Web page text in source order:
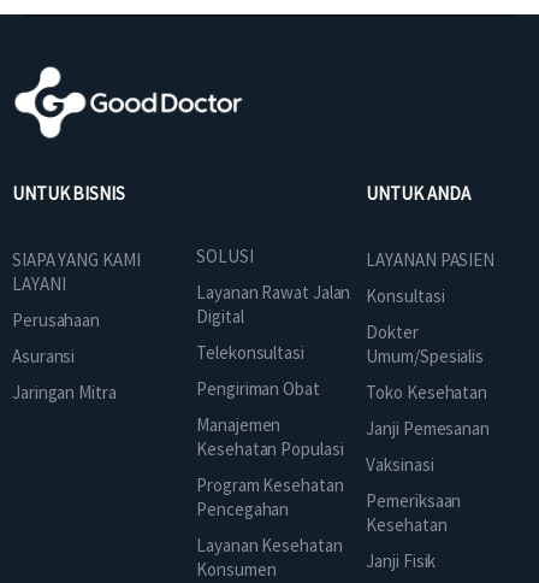
UNTUK BISNIS
SIAPA YANG KAMI
LAYANI
Perusahaan
Asuransi
Jaringan Mitra
SOLUSI
Layanan Rawat Jalan
Digital
Telekonsultasi
Pengiriman Obat
Manajemen
Kesehatan Populasi
Program Kesehatan
Pencegahan
Layanan Kesehatan
Konsumen
UNTUK ANDA
LAYANAN PASIEN
Konsultasi
Dokter
Umum/Spesialis
Toko Kesehatan
Janji Pemesanan
Vaksinasi
Pemeriksaan
Kesehatan
Janji Fisik